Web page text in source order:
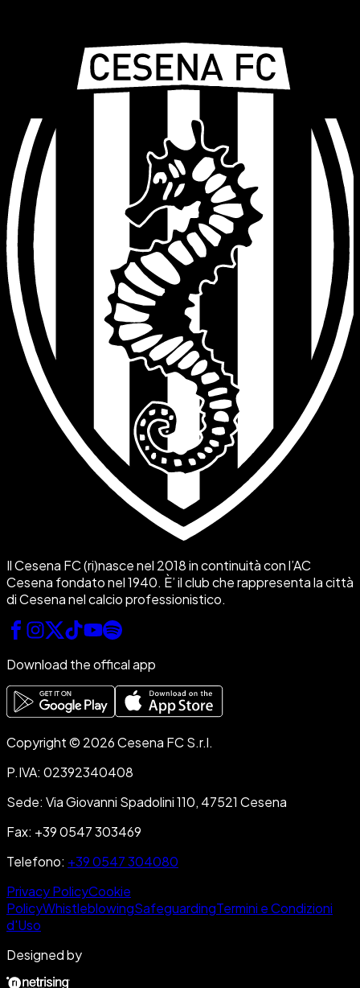
Il Cesena FC (ri)nasce nel 2018 in continuità con l’AC
Cesena fondato nel 1940. È’ il club che rappresenta la città
di Cesena nel calcio professionistico.
Download the offical app
Copyright © 2026 Cesena FC S.r.l.
P.IVA: 02392340408
Sede: Via Giovanni Spadolini 110, 47521 Cesena
Fax: +39 0547 303469
Telefono: +39 0547 304080
Privacy PolicyCookie
PolicyWhistleblowingSafeguardingTermini e Condizioni
d'Uso
Designed by